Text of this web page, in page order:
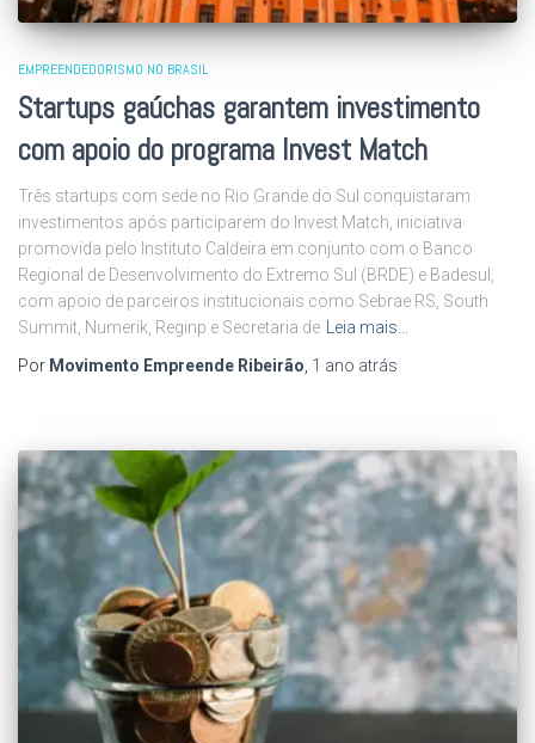
EMPREENDEDORISMO NO BRASIL
Startups gaúchas garantem investimento
com apoio do programa Invest Match
Três startups com sede no Rio Grande do Sul conquistaram
investimentos após participarem do Invest Match, iniciativa
promovida pelo Instituto Caldeira em conjunto com o Banco
Regional de Desenvolvimento do Extremo Sul (BRDE) e Badesul,
com apoio de parceiros institucionais como Sebrae RS, South
Summit, Numerik, Reginp e Secretaria de Leia mais…
Por Movimento Empreende Ribeirão 1 ano atrás